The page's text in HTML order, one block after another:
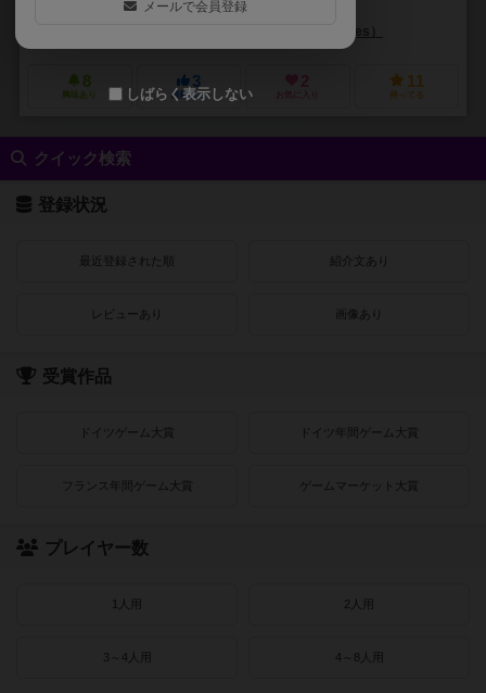
ハナ ユキコ（Yukiko Hana）
秋葉原集会所ゲームズ（Akihabara Shukaijo Games）
8
興味あり
3
経験あり
2
お気に入り
11
持ってる
クイック検索
登録状況
最近登録された順 紹介文あり
レビューあり 画像あり
受賞作品
ドイツゲーム大賞 ドイツ年間ゲーム大賞
フランス年間ゲーム大賞 ゲームマーケット大賞
プレイヤー数
1人用 2人用
3～4人用 4～8人用
メールで会員登録
しばらく表示しない